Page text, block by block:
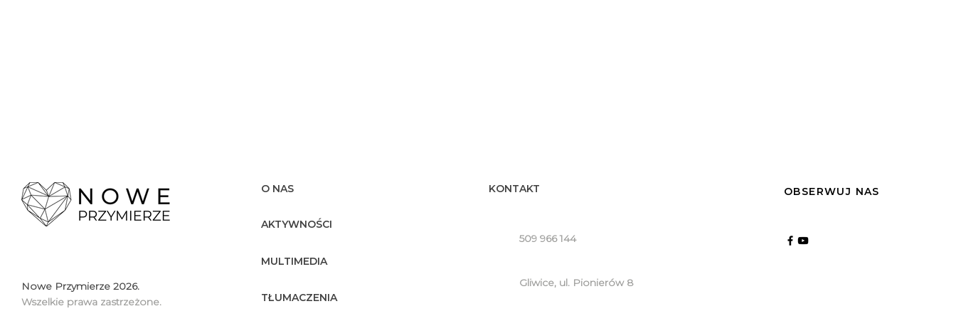
O NAS
AKTYWNOŚCI
KONTAKT
509 966 144
OBSERWUJ NAS
MULTIMEDIA
Nowe Przymierze 2026.
Wszelkie prawa zastrzeżone.
TŁUMACZENIA
Gliwice, ul. Pionierów 8